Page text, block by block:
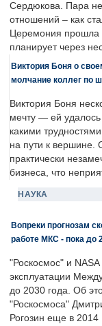
Сердюкова. Пара
отношений – как
Церемония прошла
планирует через
Виктория Боня о
молчание коллег по
Виктория Боня
мечту — ей
какими
на пути к вершине.
практически
бизнеса, что
НАУКА
Вопреки прогнозам
работе МКС - пока до
"Роскосмос" и
эксплуатации
до 2030 года. Об
"Роскосмоса"
Рогозин еще в 2014